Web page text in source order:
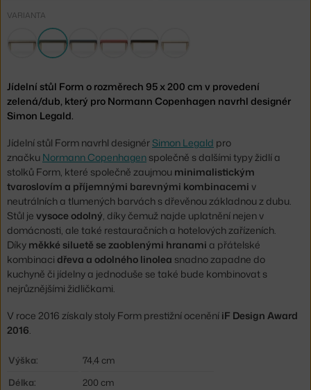
VARIANTA
Jídelní stůl Form o rozměrech 95 x 200 cm v provedení
zelená/dub, který pro Normann Copenhagen navrhl designér
Simon Legald.
Jídelní stůl Form navrhl designér Simon Legald pro
značku Normann Copenhagen společně s dalšími typy židlí a
stolků Form, které společně zaujmou minimalistickým
tvaroslovím a příjemnými barevnými kombinacemi v
neutrálních a tlumených barvách s dřevěnou základnou z dubu.
Stůl je vysoce odolný, díky čemuž najde uplatnění nejen v
domácnosti, ale také restauračních a hotelových zařízeních.
Díky měkké siluetě se zaoblenými hranami a přátelské
kombinaci dřeva a odolného linolea snadno zapadne do
kuchyně či jídelny a jednoduše se také bude kombinovat s
nejrůznějšími židličkami.
V roce 2016 získaly stoly Form prestižní ocenění iF Design Award
2016.
Výška:
74,4 cm
Délka:
200 cm